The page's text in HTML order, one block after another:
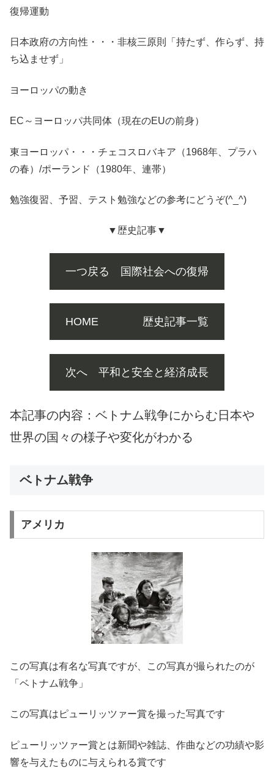
復帰運動
日本政府の方向性・・・非核三原則「持たず、作らず、持
ち込ませず」
ヨーロッパの動き
EC～ヨーロッパ共同体（現在のEUの前身）
東ヨーロッパ・・・チェコスロバキア（1968年、プラハ
の春）/ポーランド（1980年、連帯）
勉強復習、予習、テスト勉強などの参考にどうぞ(^_^)
▼歴史記事▼
一つ戻る 国際社会への復帰
HOME 歴史記事一覧
次へ 平和と安全と経済成長
本記事の内容：ベトナム戦争にからむ日本や
世界の国々の様子や変化がわかる
ベトナム戦争
アメリカ
この写真は有名な写真ですが、この写真が撮られたのが
「ベトナム戦争」
この写真はピューリッツァー賞を撮った写真です
ピューリッツァー賞とは新聞や雑誌、作曲などの功績や影
響を与えたものに与えられる賞です